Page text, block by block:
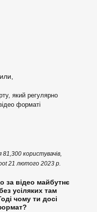
який регулярно
форматі
користувачів,
21 лютого 2023 р.
за відео майбутнє
усіляких там
чому ти досі